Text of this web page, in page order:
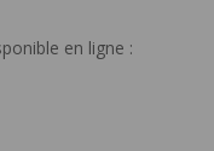
en ligne :